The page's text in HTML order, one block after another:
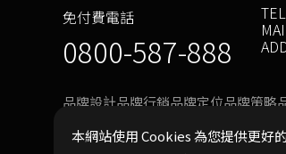
免付費電話
0800-587-888
TEL
品牌設計品牌行銷品牌定位品牌策略
Copyright © 2024 world-group All rights
本網站使用 Cookies 為您提供更好